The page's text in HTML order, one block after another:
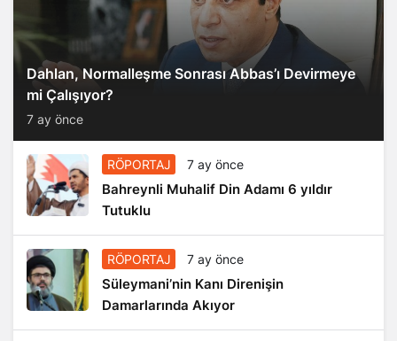
Dahlan, Normalleşme Sonrası Abbas’ı Devirmeye
mi Çalışıyor?
7 ay önce
RÖPORTAJ 7 ay önce
Bahreynli Muhalif Din Adamı 6 yıldır
Tutuklu
RÖPORTAJ 7 ay önce
Süleymani’nin Kanı Direnişin
Damarlarında Akıyor